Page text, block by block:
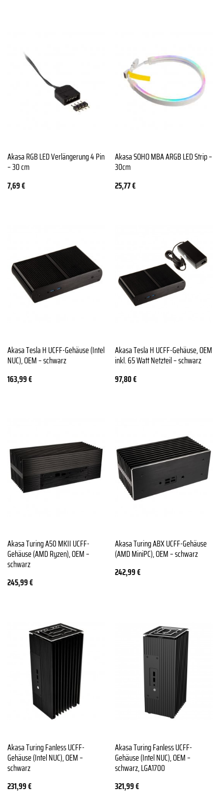
Akasa RGB LED Verlängerung 4 Pin
– 30 cm
7,69€
Akasa SOHO MBA ARGB LED Strip –
30cm
25,77€
Akasa Tesla H UCFF-Gehäuse (Intel
NUC), OEM – schwarz
163,99€
Akasa Tesla H UCFF-Gehäuse, OEM
inkl. 65 Watt Netzteil – schwarz
97,80€
Akasa Turing A50 MKII UCFF-
Gehäuse (AMD Ryzen), OEM –
schwarz
245,99€
Akasa Turing ABX UCFF-Gehäuse
(AMD MiniPC), OEM – schwarz
242,99€
Akasa Turing Fanless UCFF-
Gehäuse (Intel NUC), OEM –
schwarz
231,99€
Akasa Turing Fanless UCFF-
Gehäuse (Intel NUC), OEM –
schwarz, LGA1700
321,99€